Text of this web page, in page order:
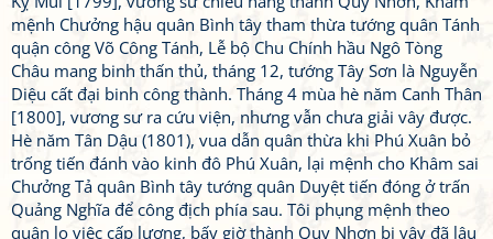
mệnh Chưởng hậu quân Bình tây tham thừa tướng quân Tánh
quận công Võ Công Tánh, Lễ bộ Chu Chính hầu Ngô Tòng
Châu mang binh thấn thủ, tháng 12, tướng Tây Sơn là Nguyễn
Diệu cất đại binh công thành. Tháng 4 mùa hè năm Canh Thân
[1800], vương sư ra cứu viện, nhưng vẫn chưa giải vây được.
Hè năm Tân Dậu (1801), vua dẫn quân thừa khi Phú Xuân bỏ
trống tiến đánh vào kinh đô Phú Xuân, lại mệnh cho Khâm sai
Chưởng Tả quân Bình tây tướng quân Duyệt tiến đóng ở trấn
Quảng Nghĩa để công địch phía sau. Tôi phụng mệnh theo
quân lo việc cấp lương, bấy giờ thành Quy Nhơn bị vây đã lâu